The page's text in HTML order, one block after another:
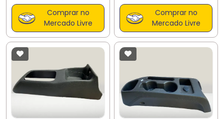
Comprar no
Mercado Livre
Comprar no
Mercado Livre